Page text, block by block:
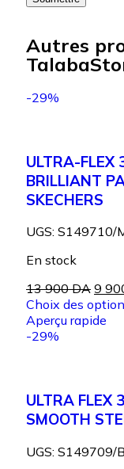
Autres
-29%
ULTRA-FLEX
BRILLIANT
SKECHERS
UGS: S149710/
En stock
13 900DA 9
Choix des
Aperçu rapide
-29%
ULTRA FLEX
SMOOTH
UGS: S149709/